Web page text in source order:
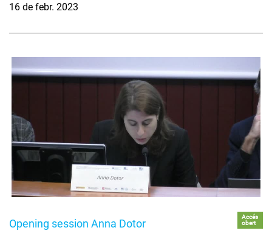
16 de febr. 2023
Opening session Anna Dotor
Accés
obert